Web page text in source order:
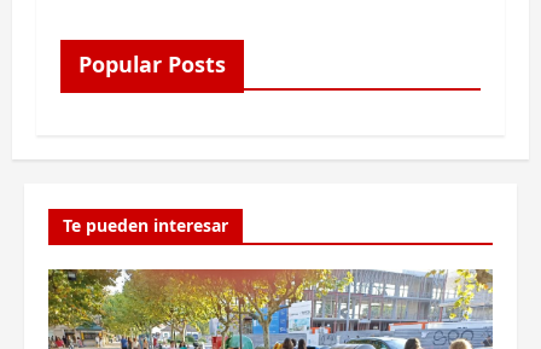
Popular Posts
Te pueden interesar